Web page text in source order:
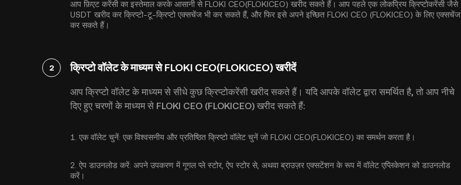
आप फ़िएट करेंसी का इस्तेमाल करके आसानी से FLOKI CEO(FLOKICEO) खरीद सकते हैं। आप पहले एक लोकप्रिय क्रिप्टोकरेंसी जैसे
USDT खरीद कर क्रिप्टो-टू-क्रिप्टो एक्सचेंज भी कर सकते हैं, और फिर इसे अपने इच्छित FLOKI CEO (FLOKICEO) के लिए एक्सचेंज
कर सकते हैं।
2 क्रिप्टो वॉलेट के माध्यम से FLOKI CEO(FLOKICEO) खरीदें
आप क्रिप्टो वॉलेट के माध्यम से सीधे कुछ क्रिप्टोकरेंसी खरीद सकते हैं। यदि आपके वॉलेट द्वारा समर्थित है, तो आप नीचे
दिए हुए चरणों के माध्यम से FLOKI CEO (FLOKICEO) खरीद सकते हैं:
1. एक वॉलेट चुनें: एक विश्वसनीय और प्रतिष्ठित क्रिप्टो वॉलेट चुनें जो FLOKI CEO(FLOKICEO) का समर्थन करता है।
2. ऐप डाउनलोड करें: अपने उपकरण में गूगल प्ले स्टोर, ऐप स्टोर से, अथवा ब्राउज़र एक्सटेंशन के रूप में वॉलेट एप्लिकेशन को डाउनलोड
करें।